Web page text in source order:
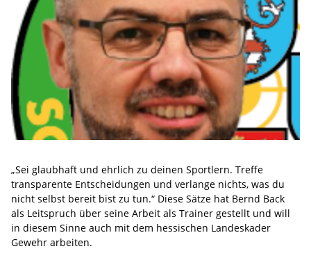
„Sei glaubhaft und ehrlich zu deinen Sportlern. Treffe
transparente Entscheidungen und verlange nichts, was du
nicht selbst bereit bist zu tun.“ Diese Sätze hat Bernd Back
als Leitspruch über seine Arbeit als Trainer gestellt und will
in diesem Sinne auch mit dem hessischen Landeskader
Gewehr arbeiten.